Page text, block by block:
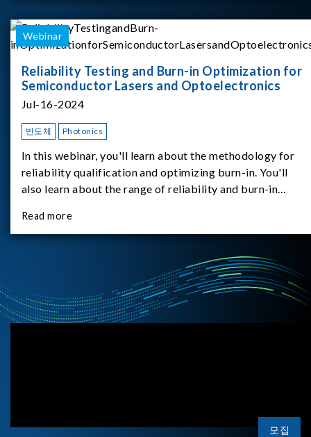
Webinar
Reliability Testing and Burn-in Optimization for
Semiconductor Lasers and Optoelectronics
Jul-16-2024
반도체 Photonics
In this webinar, you'll learn about the methodology for
reliability qualification and optimizing burn-in. You'll
also learn about the range of reliability and burn-in
test-as-a-service options.
Read more
모집